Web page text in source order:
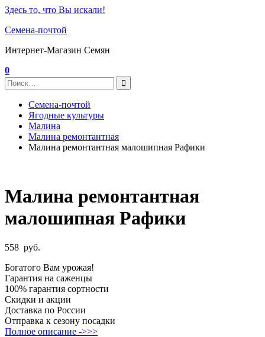
Здесь то, что Вы искали!
Семена-почтой
Интернет-Магазин Семян
0
Семена-почтой
Ягодные культуры
Малина
Малина ремонтантная
Малина ремонтантная малошипная Рафики
Малина ремонтантная
малошипная Рафики
558 руб.
Богатого Вам урожая!
Гарантия на саженцы
100% гарантия сортности
Скидки и акции
Доставка по России
Отправка к сезону посадки
Полное описание ->>>